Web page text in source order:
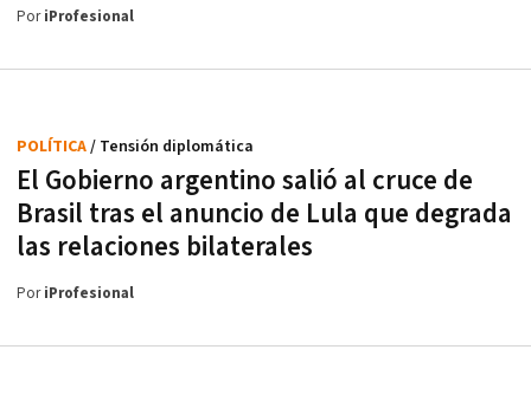
PoriProfesional
El Gobierno argentino salió al cruce de
Brasil tras el anuncio de Lula que degrada
las relaciones bilaterales
POLÍTICA/ Tensión diplomática
PoriProfesional